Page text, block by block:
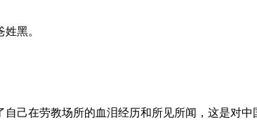
黑。
己在劳教场所的血泪经历和所见所闻，这是对